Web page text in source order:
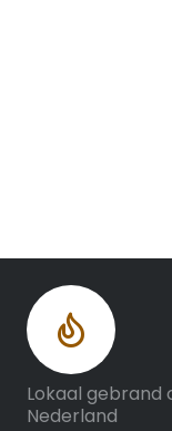
Lokaal gebrand
Nederland